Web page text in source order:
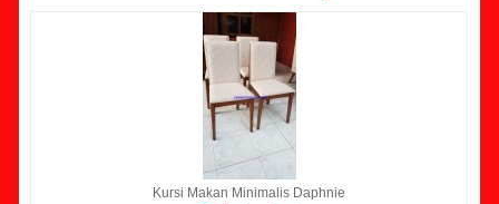
Kursi Makan Minimalis Daphnie